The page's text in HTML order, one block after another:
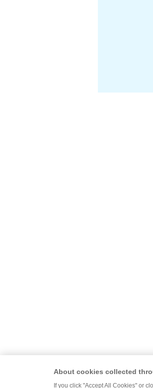
About cookies collected
If you click "Accept All Cookies" or